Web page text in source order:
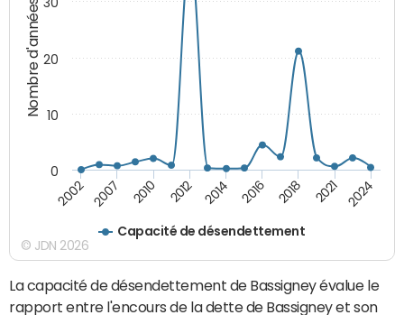
Nombre d'années
Capacité de désendettement
2002 2007 2010 2012 2014 2016 2018 2021 2024
0
10
20
© JDN 2026
La capacité de désendettement de Bassigney évalue le
rapport entre l'encours de la dette de Bassigney et son